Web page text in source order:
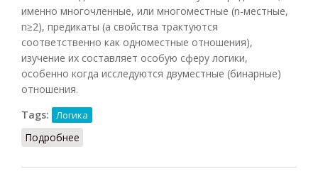
именно многочленные, или многоместные (n-местные,
n≥2), предикаты (а свойства трактуются
соответственно как одноместные отношения),
изучение их составляет особую сферу логики,
особенно когда исследуются двуместные (бинарные)
отношения.
Tags:
Логика
Подробнее